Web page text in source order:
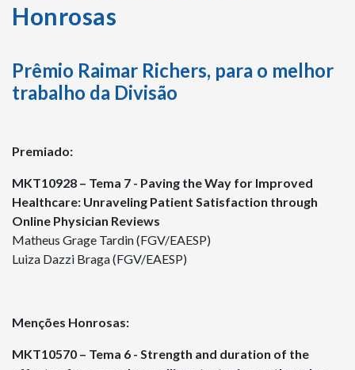
Honrosas
Prêmio Raimar Richers, para o melhor
trabalho da Divisão
Premiado:
MKT10928 – Tema 7 - Paving the Way for Improved
Healthcare: Unraveling Patient Satisfaction through
Online Physician Reviews
Matheus Grage Tardin (FGV/EAESP)
Luiza Dazzi Braga (FGV/EAESP)
Menções Honrosas:
MKT10570 – Tema 6 - Strength and duration of the